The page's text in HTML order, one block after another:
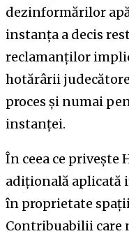
dezinformărilor
instanța a decis
reclamanților
hotărârii
proces și numai
instanței.
În ceea ce privește
adițională aplicată
în proprietate
Contribuabilii care